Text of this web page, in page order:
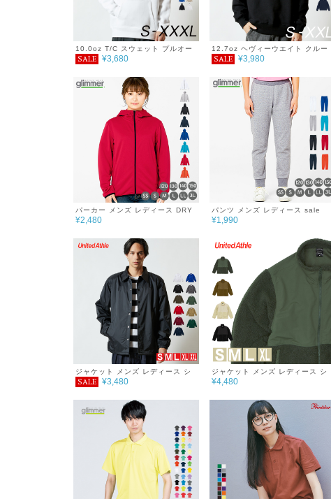
10.0oz T/C スウェット プルオー
バー パーカー 無地 メンズ レディ
SALE ¥3,680
12.7oz ヘヴィーウエイト クルー
ネック スウェット 裏パイル 無地
ゃれ 秋 冬
SALE ¥3,980
パーカー メンズ レディース DRY
スウェット シンプル チーム サー
服 ジップパーカー 7.7oz
¥2,480
パンツ メンズ レディース sale
DRY スウェット シンプル チーム
秋 冬 服 ドライ スウェットパンツ
ゆったり 巣ごもり 7.7oz
¥1,990
ジャケット メンズ レディース シ
ンプル チーム サークル 無地 おし
コーチジャケット 裏地付き
SALE ¥3,480
ジャケット メンズ レディース シ
ンプル チーム サークル 無地 おし
フリース スタンドジャケット 裏地
¥4,480